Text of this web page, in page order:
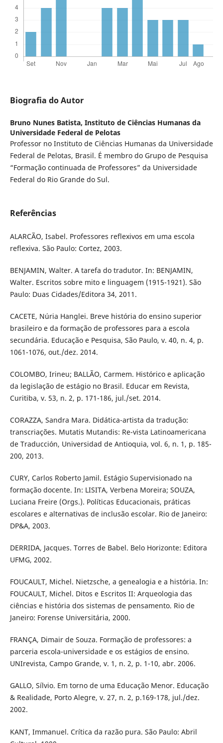
Biografia do Autor
Bruno Nunes Batista, Instituto de Ciências Humanas da
Universidade Federal de Pelotas
Professor no Instituto de Ciências Humanas da Universidade
Federal de Pelotas, Brasil. É membro do Grupo de Pesquisa
“Formação continuada de Professores” da Universidade
Federal do Rio Grande do Sul.
Referências
ALARCÃO, Isabel. Professores reflexivos em uma escola
reflexiva. São Paulo: Cortez, 2003.
BENJAMIN, Walter. A tarefa do tradutor. In: BENJAMIN,
Walter. Escritos sobre mito e linguagem (1915-1921). São
Paulo: Duas Cidades/Editora 34, 2011.
CACETE, Núria Hanglei. Breve história do ensino superior
brasileiro e da formação de professores para a escola
secundária. Educação e Pesquisa, São Paulo, v. 40, n. 4, p.
1061-1076, out./dez. 2014.
COLOMBO, Irineu; BALLÃO, Carmem. Histórico e aplicação
da legislação de estágio no Brasil. Educar em Revista,
Curitiba, v. 53, n. 2, p. 171-186, jul./set. 2014.
CORAZZA, Sandra Mara. Didática-artista da tradução:
transcriações. Mutatis Mutandis: Re-vista Latinoamericana
de Traducción, Universidad de Antioquia, vol. 6, n. 1, p. 185-
200, 2013.
CURY, Carlos Roberto Jamil. Estágio Supervisionado na
formação docente. In: LISITA, Verbena Moreira; SOUZA,
Luciana Freire (Orgs.). Políticas Educacionais, práticas
escolares e alternativas de inclusão escolar. Rio de Janeiro:
DP&A, 2003.
DERRIDA, Jacques. Torres de Babel. Belo Horizonte: Editora
UFMG, 2002.
FOUCAULT, Michel. Nietzsche, a genealogia e a história. In:
FOUCAULT, Michel. Ditos e Escritos II: Arqueologia das
ciências e história dos sistemas de pensamento. Rio de
Janeiro: Forense Universitária, 2000.
FRANÇA, Dimair de Souza. Formação de professores: a
parceria escola-universidade e os estágios de ensino.
UNIrevista, Campo Grande, v. 1, n. 2, p. 1-10, abr. 2006.
GALLO, Sílvio. Em torno de uma Educação Menor. Educação
& Realidade, Porto Alegre, v. 27, n. 2, p.169-178, jul./dez.
2002.
KANT, Immanuel. Crítica da razão pura. São Paulo: Abril